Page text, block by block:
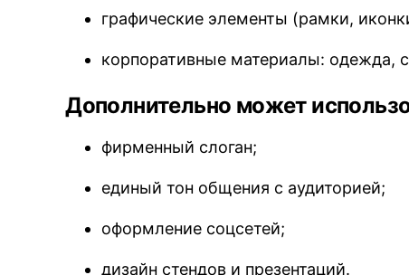
графические элементы (рамки,
корпоративные материалы: одежда,
Дополнительно может
фирменный слоган;
единый тон общения с аудиторией;
оформление соцсетей;
дизайн стендов и презентаций.